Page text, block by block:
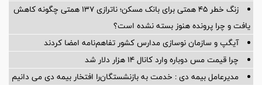
زنگ خطر ۴۵ همتی برای بانک مسکن؛ ناترازی ۱۳۷ همتی چگونه کاهش
یافت و چرا پرونده هنوز بسته نشده است؟
آیگپ و سازمان نوسازی مدارس کشور تفاهم‌نامه امضا کردند
چرا قیمت مس دوباره وارد کانال ۱۴ هزار دلار شد
مدیرعامل بیمه دی : خدمت به بازنشستگان‌را افتخار بیمه دی می دانیم